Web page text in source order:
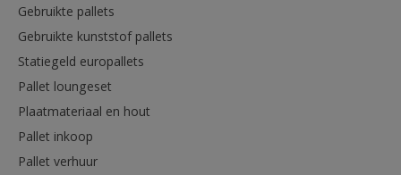
Gebruikte pallets
Gebruikte kunststof pallets
Statiegeld europallets
Pallet loungeset
Plaatmateriaal en hout
Pallet inkoop
Pallet verhuur